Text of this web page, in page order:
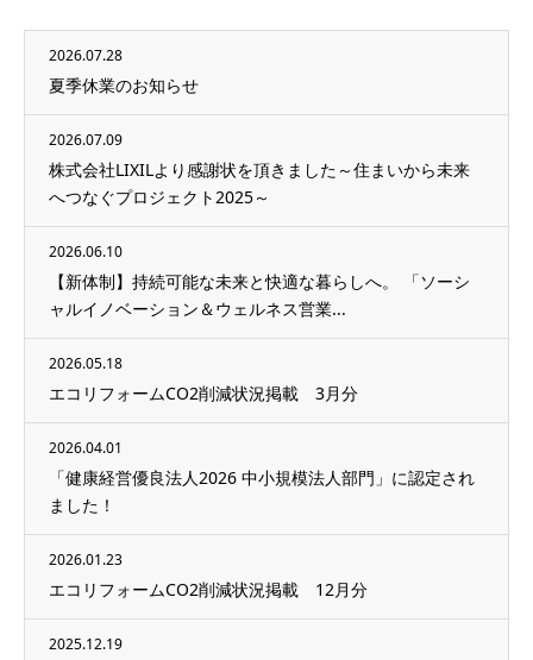
2026.07.28
夏季休業のお知らせ
2026.07.09
株式会社LIXILより感謝状を頂きました～住まいから未来
へつなぐプロジェクト2025～
2026.06.10
【新体制】持続可能な未来と快適な暮らしへ。 「ソーシ
ャルイノベーション＆ウェルネス営業...
2026.05.18
エコリフォームCO2削減状況掲載 3月分
2026.04.01
「健康経営優良法人2026 中小規模法人部門」に認定され
ました！
2026.01.23
エコリフォームCO2削減状況掲載 12月分
2025.12.19